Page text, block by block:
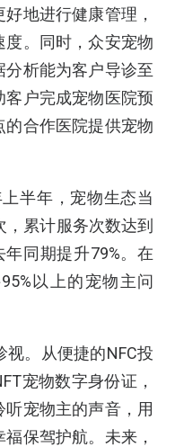
地进行健康管理，
度。同时，众安宠物
分析能为客户导诊至
户完成宠物医院预
合作医院提供宠物
半年，宠物生态当
累计服务次数达到
同期提升79%。在
以上的宠物主问
。从便捷的NFC投
宠物数字身份证，
宠物主的声音，用
保驾护航。未来，